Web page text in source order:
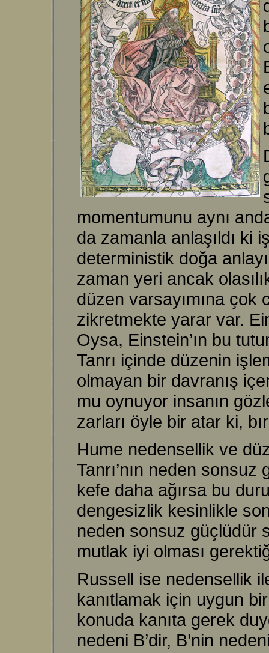
momentumunu aynı
da zamanla anlaşıldı ki
deterministik doğa
zaman yeri ancak
düzen varsayımına çok
zikretmekte yarar var.
Oysa, Einstein’ın bu
Tanrı içinde düzenin
olmayan bir davranış
mu oynuyor insanın
zarları öyle bir atar ki,
Hume nedensellik ve
Tanrı’nın neden
kefe daha ağırsa bu
dengesizlik kesinlikle
neden sonsuz güçlüdür
mutlak iyi olması
Russell ise nedensellik
kanıtlamak için uygun
konuda kanıta gerek
nedeni B’dir, B’nin